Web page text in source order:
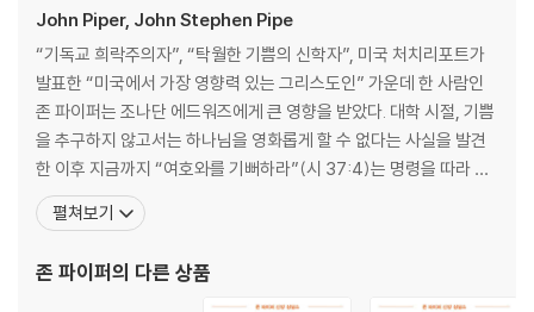
14 하나님이 모두 주관하신다면 기도는 무의미하지 않나요?
15 하나님의 주권을 확신하면 기도하지 않게 되나요?
16 구약에서는 왜 자기 의로움을 따라 기억해 달라고 하나요?
17 자신을 위해 기도하면서 하나님을 영광스럽게 할 수 있나요?
18 천국에서도 기도를 할까요?
19 음란에서 벗어나려면 어떤 기도를 해야 하나요?
21 분노를 품고 기도해도 괜찮은가요?
22 성생활은 기도 생활에 영향을 미치나요?
John Piper, John Stephen Pipe
“기독교 희락주의자”, “탁월한 기쁨의 신학자”, 미국 처치리포트가
발표한 “미국에서 가장 영향력 있는 그리스도인” 가운데 한 사람인
존 파이퍼는 조나단 에드워즈에게 큰 영향을 받았다. 대학 시절, 기쁨
을 추구하지 않고서는 하나님을 영화롭게 할 수 없다는 사실을 발견
한 이후 지금까지 “여호와를 기뻐하라”(시 37:4)는 명령을 따라 하
나님을 기뻐하는 삶을 전하고 있다. 휘튼 칼리지(Wheaton Colleg
e)에서 문학과 철학을 전공했고, 풀러 신학교(Fuller Theological
ch
펼쳐보기
존 파이퍼의 다른 상품